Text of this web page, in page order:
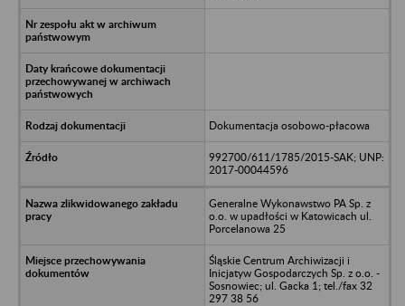
Dokumentacja osobowo-płacowa
992700/611/1785/2015-SAK; UNP:
2017-00044596
Generalne Wykonawstwo PA Sp. z
o.o. w upadłości w Katowicach ul.
Porcelanowa 25
Śląskie Centrum Archiwizacji i
Inicjatyw Gospodarczych Sp. z o.o. -
Sosnowiec; ul. Gacka 1; tel./fax 32
297 38 56